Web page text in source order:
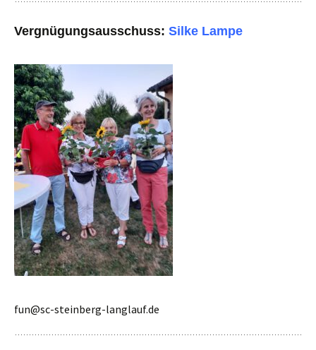
Vergnügungsausschuss: Silke Lampe
fun@sc-steinberg-langlauf.de